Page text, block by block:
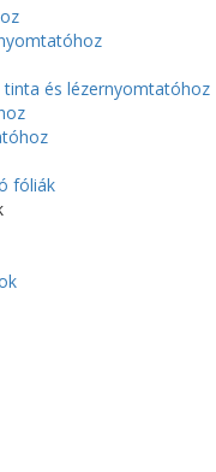
tinta és lézernyomtatóhoz
fóliák